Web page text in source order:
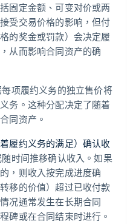
固定金额、可变对价或两
受交易价格的影响，但付
的奖金或罚款）会决定履
从而影响合同资产的确
项履约义务的独立售价将
务。这种分配决定了随着
同资产。
履约义务的满足）确认收
时间推移确认收入。如果
，则收入按完成进度确
移的价值）超过已收付款
况通常发生在长期合同
碑或在合同结束时进行。